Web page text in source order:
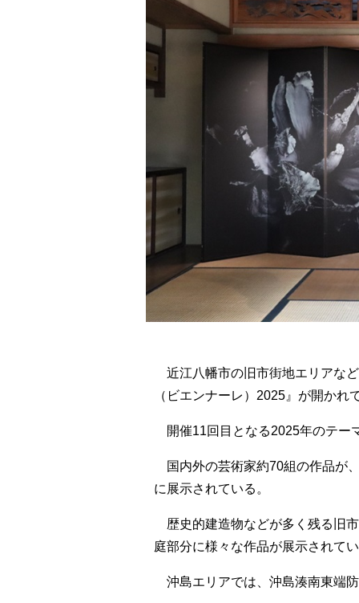
近江八幡市の旧市街地エリアな
（ビエンナーレ）2025』が開かれ
開催11回目となる2025年のテー
国内外の芸術家約70組の作品が
に展示されている。
歴史的建造物などが多く残る旧
庭部分に様々な作品が展示されて
沖島エリアでは、沖島湊南東端